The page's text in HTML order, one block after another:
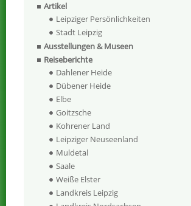
Artikel
Leipziger Persönlichkeiten
Stadt Leipzig
Ausstellungen & Museen
Reiseberichte
Dahlener Heide
Dübener Heide
Elbe
Goitzsche
Kohrener Land
Leipziger Neuseenland
Muldetal
Saale
Weiße Elster
Landkreis Leipzig